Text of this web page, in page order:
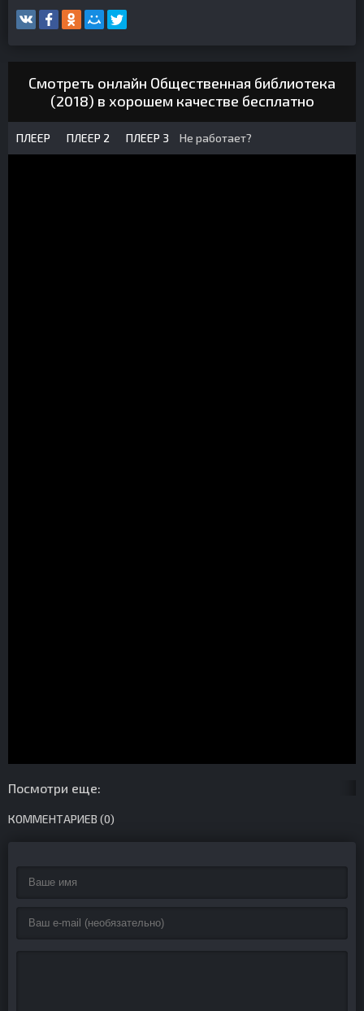
Смотреть онлайн Общественная библиотека
(2018) в хорошем качестве бесплатно
ПЛЕЕР ПЛЕЕР 2 ПЛЕЕР 3 Не работает?
Посмотри еще:
КОММЕНТАРИЕВ (0)